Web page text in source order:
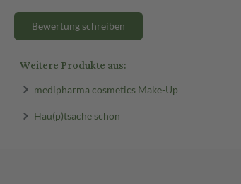
Bewertung schreiben
Weitere Produkte aus:
medipharma cosmetics Make-Up
Hau(p)tsache schön